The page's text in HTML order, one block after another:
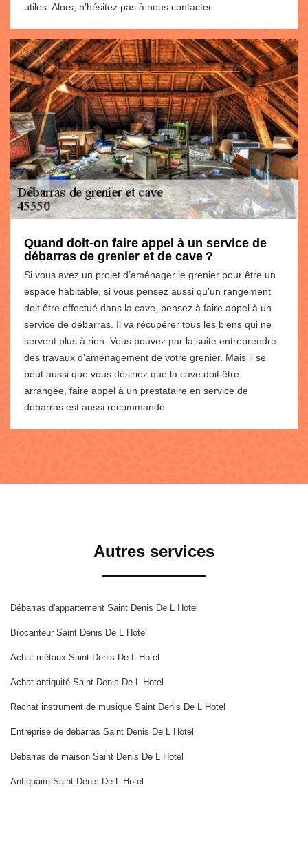
utiles. Alors, n’hésitez pas à nous contacter.
Quand doit-on faire appel à un service de
débarras de grenier et de cave ?
Si vous avez un projet d’aménager le grenier pour être un
espace habitable, si vous pensez aussi qu’un rangement
doit être effectué dans la cave, pensez à faire appel à un
service de débarras. Il va récupérer tous les biens qui ne
servent plus à rien. Vous pouvez par la suite entreprendre
des travaux d’aménagement de votre grenier. Mais il se
peut aussi que vous désiriez que la cave doit être
arrangée, faire appel à un prestataire en service de
débarras est aussi recommandé.
Autres services
Débarras d'appartement Saint Denis De L Hotel
Brocanteur Saint Denis De L Hotel
Achat métaux Saint Denis De L Hotel
Achat antiquité Saint Denis De L Hotel
Rachat instrument de musique Saint Denis De L Hotel
Entreprise de débarras Saint Denis De L Hotel
Débarras de maison Saint Denis De L Hotel
Antiquaire Saint Denis De L Hotel